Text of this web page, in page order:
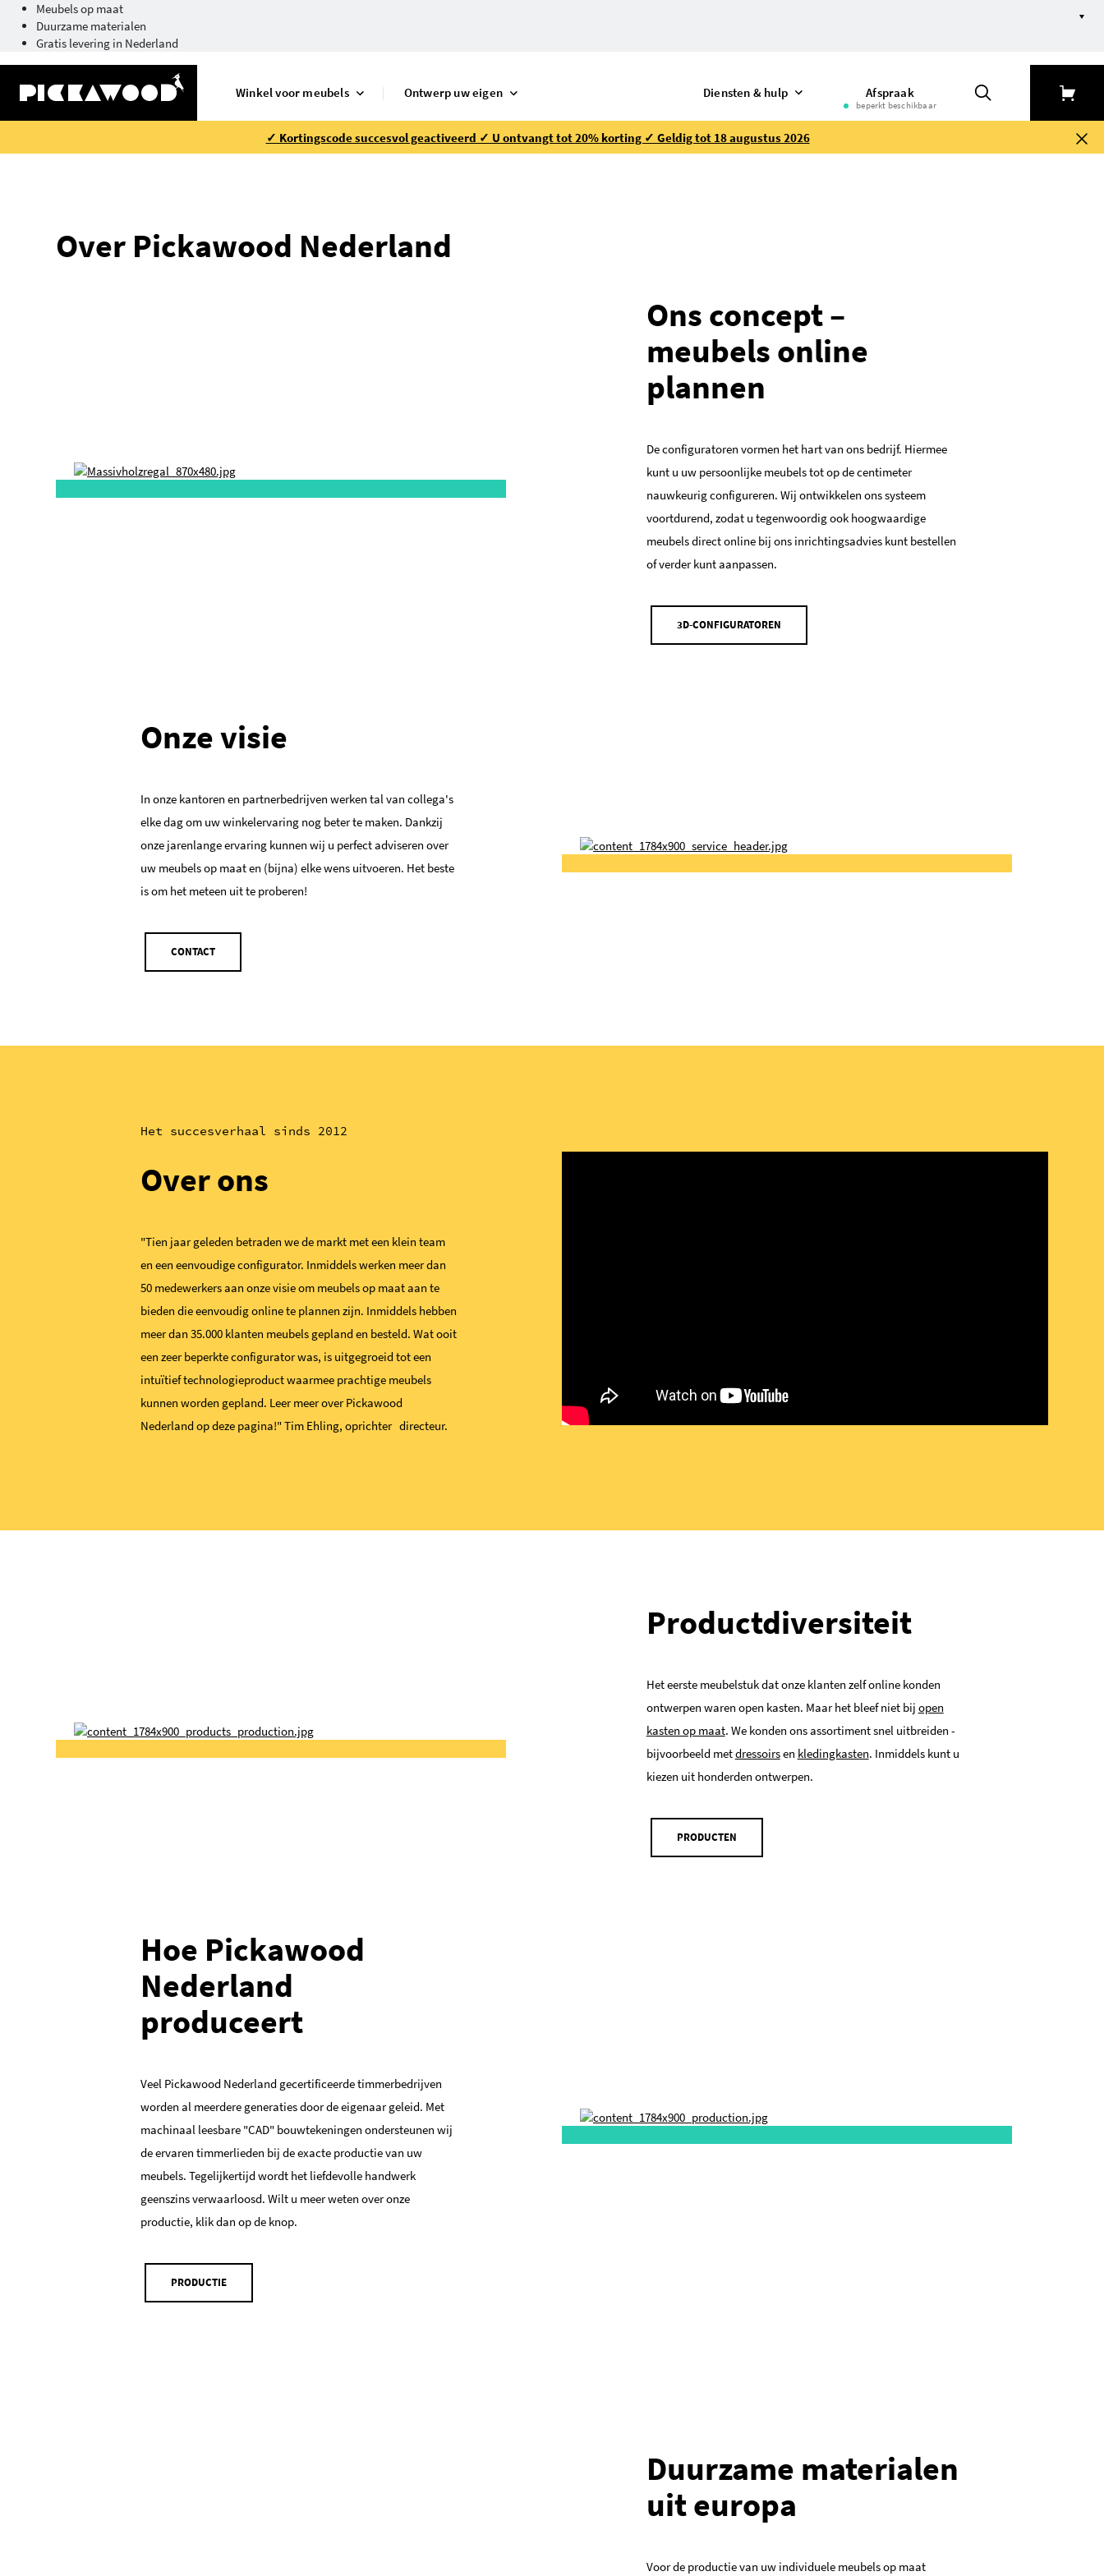
Meubels op maat
Duurzame materialen
Gratis levering in Nederland
Winkel voor meubels Ontwerp uw eigen Diensten & hulp Afspraak
beperkt beschikbaar
✓ Kortingscode succesvol geactiveerd ✓ U ontvangt tot 20% korting ✓ Geldig tot 18 augustus 2026
Over Pickawood Nederland
Ons concept –
meubels online
plannen
De configuratoren vormen het hart van ons bedrijf. Hiermee
kunt u uw persoonlijke meubels tot op de centimeter
nauwkeurig configureren. Wij ontwikkelen ons systeem
voortdurend, zodat u tegenwoordig ook hoogwaardige
meubels direct online bij ons inrichtingsadvies kunt bestellen
of verder kunt aanpassen.
3D-CONFIGURATOREN
Onze visie
In onze kantoren en partnerbedrijven werken tal van collega's
elke dag om uw winkelervaring nog beter te maken. Dankzij
onze jarenlange ervaring kunnen wij u perfect adviseren over
uw meubels op maat en (bijna) elke wens uitvoeren. Het beste
is om het meteen uit te proberen!
CONTACT
Het succesverhaal sinds 2012
Over ons
"Tien jaar geleden betraden we de markt met een klein team
en een eenvoudige configurator. Inmiddels werken meer dan
50 medewerkers aan onze visie om meubels op maat aan te
bieden die eenvoudig online te plannen zijn. Inmiddels hebben
meer dan 35.000 klanten meubels gepland en besteld. Wat ooit
een zeer beperkte configurator was, is uitgegroeid tot een
intuïtief technologieproduct waarmee prachtige meubels
kunnen worden gepland. Leer meer over Pickawood
Nederland op deze pagina!" Tim Ehling, oprichter directeur.
Productdiversiteit
Het eerste meubelstuk dat onze klanten zelf online konden
ontwerpen waren open kasten. Maar het bleef niet bij open
kasten op maat. We konden ons assortiment snel uitbreiden -
bijvoorbeeld metdressoirsen kledingkasten. Inmiddels kunt u
kiezen uit honderden ontwerpen.
PRODUCTEN
Hoe Pickawood
Nederland
produceert
Veel Pickawood Nederland gecertificeerde timmerbedrijven
worden al meerdere generaties door de eigenaar geleid. Met
machinaal leesbare "CAD" bouwtekeningen ondersteunen wij
de ervaren timmerlieden bij de exacte productie van uw
meubels. Tegelijkertijd wordt het liefdevolle handwerk
geenszins verwaarloosd. Wilt u meer weten over onze
productie, klik dan op de knop.
PRODUCTIE
Duurzame materialen
uit europa
Voor de productie van uw individuele meubels op maat